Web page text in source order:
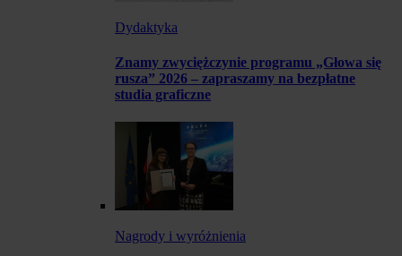
Dydaktyka
Znamy zwyciężczynie programu „Głowa się
rusza” 2026 – zapraszamy na bezpłatne
studia graficzne
Nagrody i wyróżnienia